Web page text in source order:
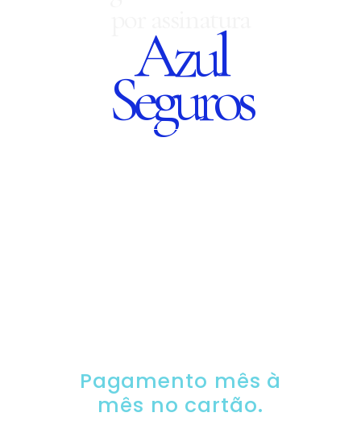
Azul
Seguros
Pagamento mês à
mês no cartão.